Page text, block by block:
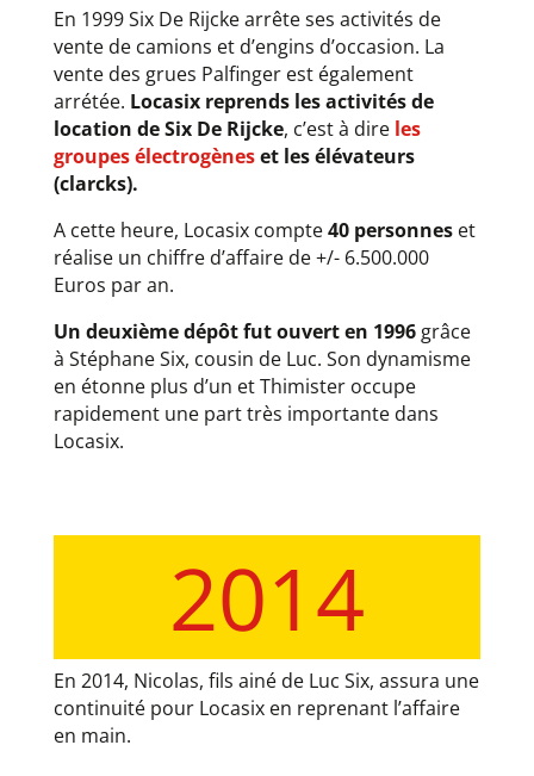
En 1999 Six De Rijcke arrête ses activités de
vente de camions et d’engins d’occasion. La
vente des grues Palfinger est également
arrétée. Locasix reprends les activités de
location de Six De Rijcke, c’est à direles
groupes électrogèneset les élévateurs
(clarcks).
A cette heure, Locasix compte40 personneset
réalise un chiffre d’affaire de +/- 6.500.000
Euros par an.
Un deuxième dépôt fut ouvert en 1996grâce
à Stéphane Six, cousin de Luc. Son dynamisme
en étonne plus d’un et Thimister occupe
rapidement une part très importante dans
Locasix.
2014
En 2014, Nicolas, fils ainé de Luc Six, assura une
continuité pour Locasix en reprenant l’affaire
en main.